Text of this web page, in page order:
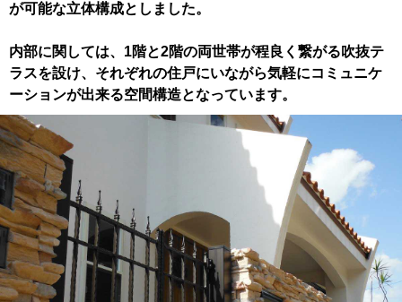
が可能な立体構成としました。
内部に関しては、1階と2階の両世帯が程良く繋がる吹抜テ
ラスを設け、それぞれの住戸にいながら気軽にコミュニケ
ーションが出来る空間構造となっています。